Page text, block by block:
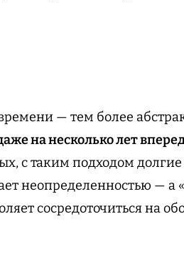
— тем более
на несколько лет
с таким подходом
неопределенностью — а
сосредоточиться на